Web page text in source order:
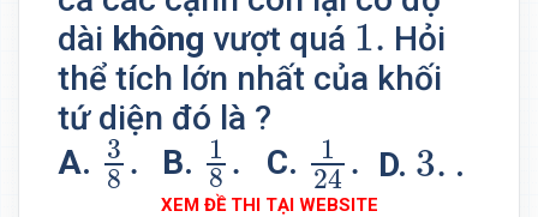
dài không vượt quá 1.
1. Hỏi
thể tích lớn nhất của khối
tứ diện đó là ?
A. 3
8 .
38.
B.
1
8 .
18
C.
1
24 .
124
D. 3.
3. .
XEM ĐỀ THI TẠI WEBSITE